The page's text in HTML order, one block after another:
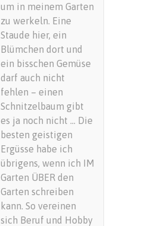
um in meinem Garten
zu werkeln. Eine
Staude hier, ein
Blümchen dort und
ein bisschen Gemüse
darf auch nicht
fehlen – einen
Schnitzelbaum gibt
es ja noch nicht … Die
besten geistigen
Ergüsse habe ich
übrigens, wenn ich IM
Garten ÜBER den
Garten schreiben
kann. So vereinen
sich Beruf und Hobby